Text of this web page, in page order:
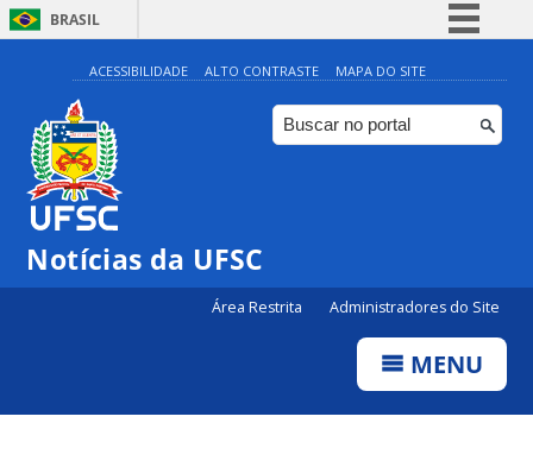
BRASIL
Simplifique!
Comunica BR
Participe
ACESSIBILIDADE ALTO CONTRASTE MAPA DO SITE
Notícias da UFSC
Área Restrita Administradores do Site
MENU